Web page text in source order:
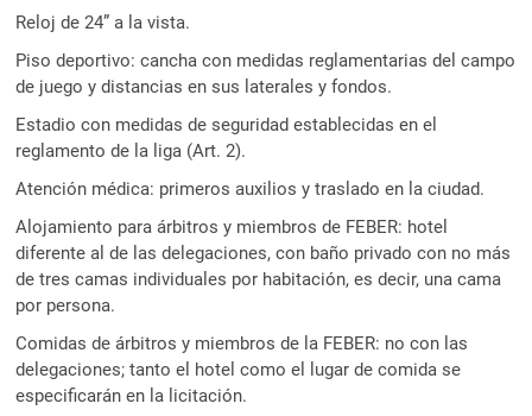
Reloj de 24” a la vista.
Piso deportivo: cancha con medidas reglamentarias del campo
de juego y distancias en sus laterales y fondos.
Estadio con medidas de seguridad establecidas en el
reglamento de la liga (Art. 2).
Atención médica: primeros auxilios y traslado en la ciudad.
Alojamiento para árbitros y miembros de FEBER: hotel
diferente al de las delegaciones, con baño privado con no más
de tres camas individuales por habitación, es decir, una cama
por persona.
Comidas de árbitros y miembros de la FEBER: no con las
delegaciones; tanto el hotel como el lugar de comida se
especificarán en la licitación.